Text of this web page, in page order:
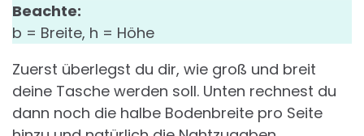
Beachte:
b = Breite, h = Höhe
Zuerst überlegst du dir, wie groß und breit
deine Tasche werden soll. Unten rechnest du
dann noch die halbe Bodenbreite pro Seite